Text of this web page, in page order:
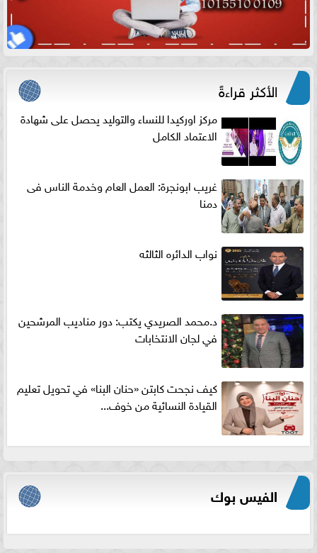
الأكثر قراءةً
مركز اوركيدا للنساء والتوليد يحصل على شهادة
الاعتماد الكامل
غريب ابونجرة: العمل العام وخدمة الناس فى
دمنا
نواب الدائره الثالثه
د.محمد الصريدي يكتب: دور مناديب المرشحين
في لجان الانتخابات
كيف نجحت كابتن «حنان البنا» في تحويل تعليم
القيادة النسائية من خوف...
الفيس بوك